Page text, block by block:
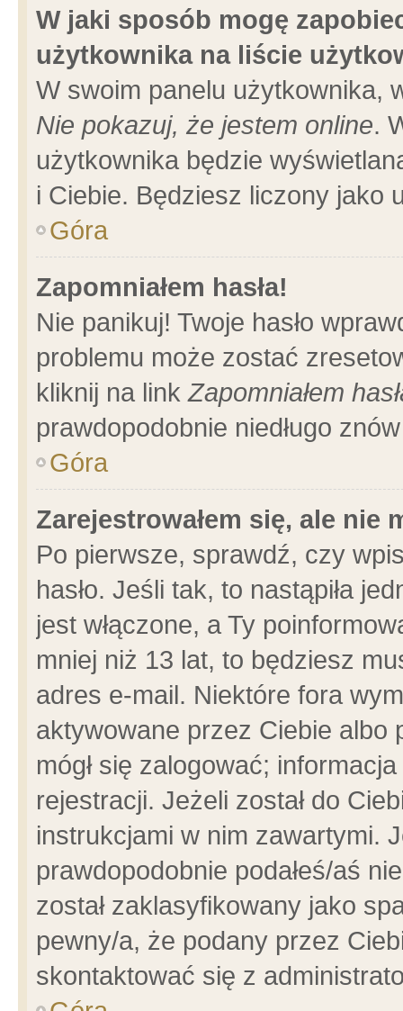
W jaki sposób mogę
użytkownika na liście
W swoim panelu użytkownika,
Nie pokazuj, że jestem online.
użytkownika będzie
i Ciebie. Będziesz liczony jako
Góra
Zapomniałem hasła!
Nie panikuj! Twoje hasło
problemu może zostać
kliknij na linkZapomniałem
prawdopodobnie niedługo
Góra
Zarejestrowałem się, ale nie
Po pierwsze, sprawdź, czy
hasło. Jeśli tak, to nastąpiła
jest włączone, a Ty
mniej niż 13 lat, to będziesz
adres e-mail. Niektóre fora
aktywowane przez Ciebie albo
mógł się zalogować;
rejestracji. Jeżeli został do
instrukcjami w nim zawartymi.
prawdopodobnie podałeś/aś
został zaklasyfikowany jako
pewny/a, że podany przez
skontaktować się z